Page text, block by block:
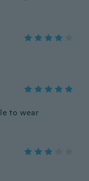
to wear